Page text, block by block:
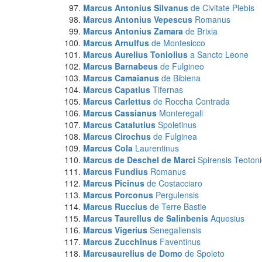
Marcus Antonius Silvanus de Civitate Plebis
Marcus Antonius Vepescus Romanus
Marcus Antonius Zamara de Brixia
Marcus Arnulfus de Montesicco
Marcus Aurelius Toniolius a Sancto Leone
Marcus Barnabeus de Fulgineo
Marcus Camaianus de Bibiena
Marcus Capatius Tifernas
Marcus Carlettus de Roccha Contrada
Marcus Cassianus Monteregali
Marcus Catalutius Spoletinus
Marcus Cirochus de Fulginea
Marcus Cola Laurentinus
Marcus de Deschel de Marci Spirensis
Marcus Fundius Romanus
Marcus Picinus de Costacciaro
Marcus Porconus Pergulensis
Marcus Ruccius de Terre Bastie
Marcus Taurellus de Salinbenis Aquesius
Marcus Vigerius Senegaliensis
Marcus Zucchinus Faventinus
Marcusaurelius de Domo de Spoleto